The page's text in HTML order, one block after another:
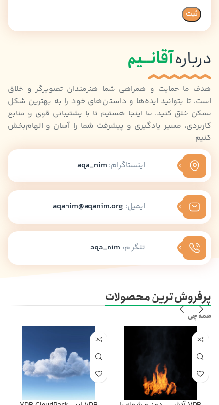
دربارهآقانــیم
هدف ما حمایت و همراهی شما هنرمندان تصویرگر و خلاق
است، تا بتوانید ایده‌ها و داستان‌های خود را به بهترین شکل
ممکن خلق کنید. ما اینجا هستیم تا با پشتیبانی قوی و منابع
کاربردی، مسیر یادگیری و پیشرفت شما را آسان و الهام‌بخش
کنیم
اینستاگرام: aqa_nim
ایمیل: aqanim@aqanim.org
تلگرام: aqa_nim
پرفروش ترین محصولات
همه چی